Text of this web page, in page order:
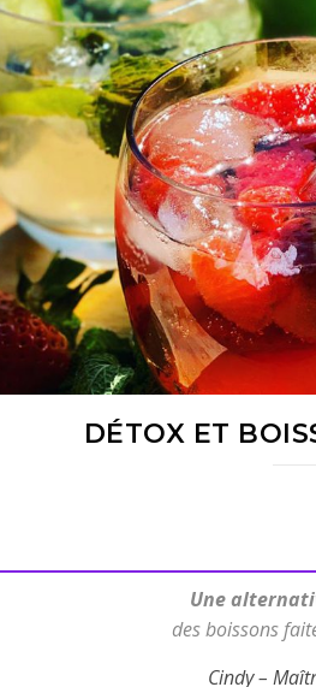
DÉTOX ET
Une
des boissons
Cindy –